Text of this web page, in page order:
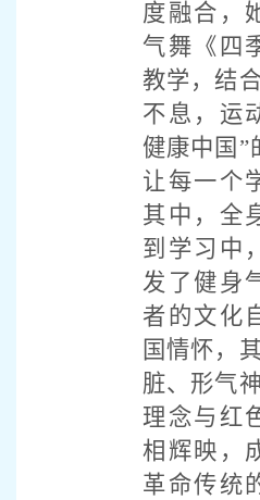
度融合，
气舞《四
教学，结
不息，运
健康中国”
让每一个
其中，全
到学习中
发了健身
者的文化
国情怀，
脏、形气
理念与红
相辉映，
革命传统